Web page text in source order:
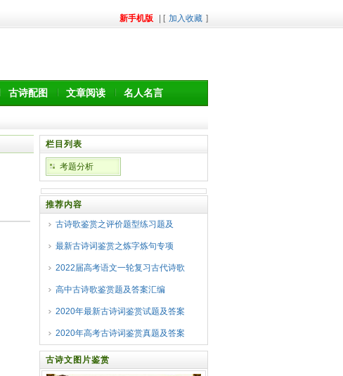
新手机版 | [ 加入收藏 ]
古诗配图 文章阅读 名人名言
栏目列表
考题分析
推荐内容
古诗歌鉴赏之评价题型练习题及
最新古诗词鉴赏之炼字炼句专项
2022届高考语文一轮复习古代诗歌
高中古诗歌鉴赏题及答案汇编
2020年最新古诗词鉴赏试题及答案
2020年高考古诗词鉴赏真题及答案
古诗文图片鉴赏